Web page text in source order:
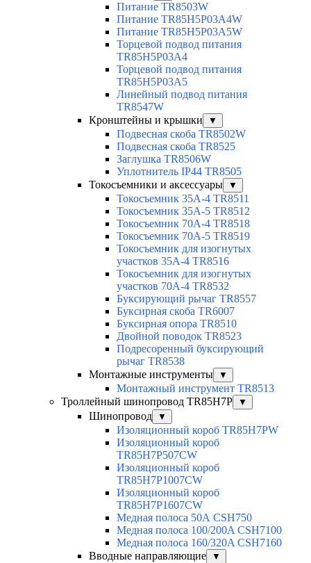
Питание TR8503W
Питание TR85H5P03A4W
Питание TR85H5P03A5W
Торцевой подвод питания
TR85H5P03A4
Торцевой подвод питания
TR85H5P03A5
Линейный подвод питания
TR8547W
Кронштейны и крышки
▼
Подвесная скоба TR8502W
Подвесная скоба TR8525
Заглушка TR8506W
Уплотнитель IP44 TR8505
Токосъемники и аксессуары
▼
Токосъемник 35А-4 TR8511
Токосъемник 35А-5 TR8512
Токосъемник 70А-4 TR8518
Токосъемник 70А-5 TR8519
Токосъемник для изогнутых
участков 35А-4 TR8516
Токосъемник для изогнутых
участков 70А-4 TR8532
Буксирующий рычаг TR8557
Буксирная скоба TR6007
Буксирная опора TR8510
Двойной поводок TR8523
Подресоренный буксирующий
рычаг TR8538
Монтажные инструменты
▼
Монтажный инструмент TR8513
Троллейный шинопровод TR85H7P
▼
Шинопровод ▼
Изоляционный короб TR85H7PW
Изоляционный короб
TR85H7P507CW
Изоляционный короб
TR85H7P1007CW
Изоляционный короб
TR85H7P1607CW
Медная полоса 50А CSH750
Медная полоса 100/200A CSH7100
Медная полоса 160/320A CSH7160
Вводные направляющие
▼